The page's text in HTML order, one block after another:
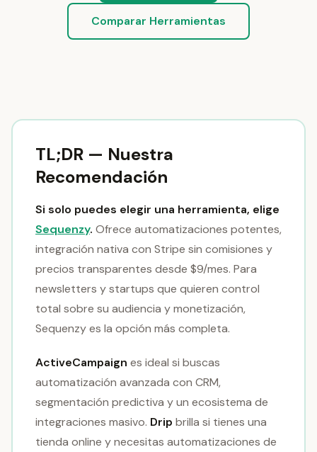
Comparar Herramientas
TL;DR — Nuestra
Recomendación
Si solo puedes elegir una herramienta, elige
Sequenzy. Ofrece automatizaciones potentes,
integración nativa con Stripe sin comisiones y
precios transparentes desde $9/mes. Para
newsletters y startups que quieren control
total sobre su audiencia y monetización,
Sequenzy es la opción más completa.
ActiveCampaign es ideal si buscas
automatización avanzada con CRM,
segmentación predictiva y un ecosistema de
integraciones masivo. Drip brilla si tienes una
tienda online y necesitas automatizaciones de